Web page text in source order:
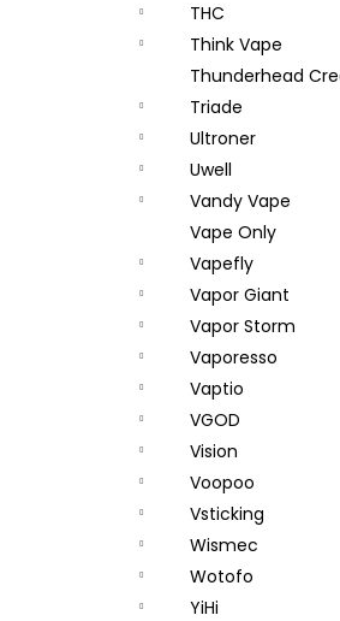
THC
Think Vape
Thunderhead
Triade
Ultroner
Uwell
Vandy Vape
Vape Only
Vapefly
Vapor Giant
Vapor Storm
Vaporesso
Vaptio
VGOD
Vision
Voopoo
Vsticking
Wismec
Wotofo
YiHi